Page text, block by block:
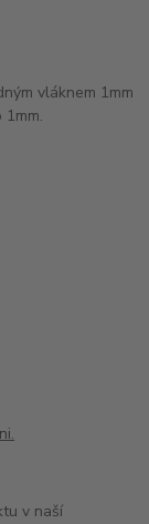
vláknem 1mm
v naší